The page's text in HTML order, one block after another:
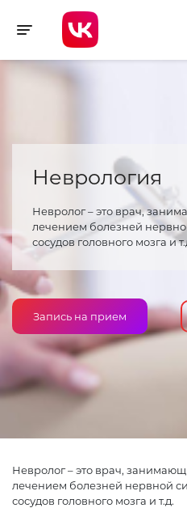
Toggle navigation
Неврология
Невролог – это врач,
лечением болезней
сосудов головного мозга и
Запись на прием
Невролог – это врач,
лечением болезней нервной
сосудов головного мозга и т.д.